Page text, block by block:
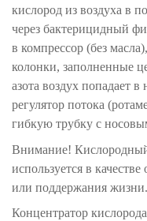
кислород из воздуха в
через бактерицидный
в компрессор (без
колонки, заполненные
азота воздух попадает в
регулятор потока
гибкую трубку с
Внимание!
используется в
или поддержания жизни.
Концентратор